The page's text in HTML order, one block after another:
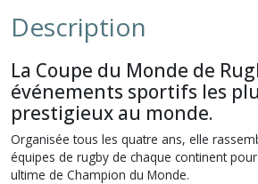
Description
La Coupe du Monde de
événements sportifs les
prestigieux au monde.
Organisée tous les quatre ans, elle
équipes de rugby de chaque continent
ultime de Champion du Monde.